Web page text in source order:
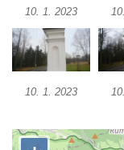
Márnice na
Kaple u kostela
Vltavou
Kaple Božího
10. 1. 2023
10. 1. 2023